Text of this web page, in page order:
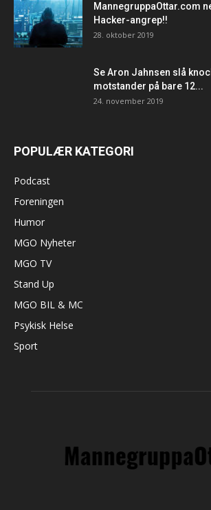
MannegruppaOttar.com
Hacker-angrep!!
28. oktober 2019
Se Aron Jahnsen slå
motstander på bare 12...
24. november 2019
POPULÆR KATEGORI
Podcast
Foreningen
Humor
MGO Nyheter
MGO TV
Stand Up
MGO BIL & MC
Psykisk Helse
Sport